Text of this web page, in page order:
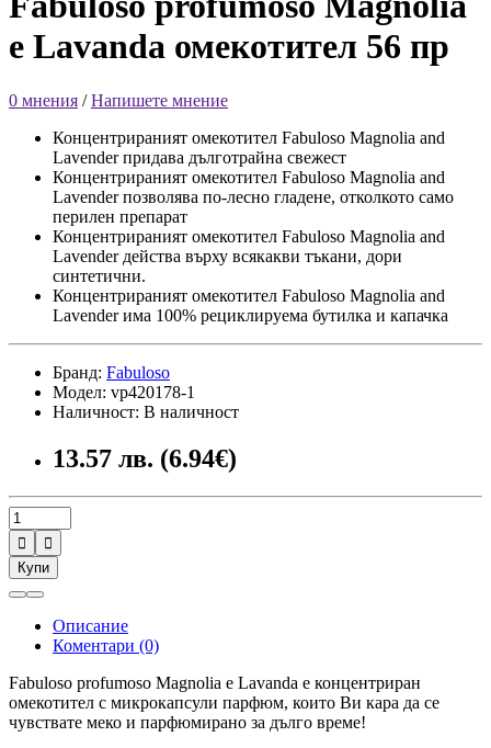
e Lavanda омекотител 56 пр
0 мнения /Напишете мнение
Концентрираният омекотител Fabuloso Magnolia and
Lavender придава дълготрайна свежест
Концентрираният омекотител Fabuloso Magnolia and
Lavender позволява по-лесно гладене, отколкото само
перилен препарат
Концентрираният омекотител Fabuloso Magnolia and
Lavender действа върху всякакви тъкани, дори
синтетични.
Концентрираният омекотител Fabuloso Magnolia and
Lavender има 100% рециклируема бутилка и капачка
Бранд: Fabuloso
Модел: vp420178-1
Наличност: В наличност
13.57 лв. (6.94€)


Купи
Описание
Коментари (0)
Fabuloso profumoso Magnolia e Lavanda е концентриран
омекотител с микрокапсули парфюм, които Ви кара да се
чувствате меко и парфюмирано за дълго време!